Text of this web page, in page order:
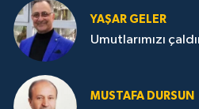
YAŞAR GELER
Umutlarımızı
MUSTAFA DURSUN